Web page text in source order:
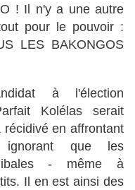
! Il n'y a une autre
pour le pouvoir :
LES BAKONGOS
à l'élection
Kolélas serait
en affrontant
que les
- même à
Il en est ainsi des